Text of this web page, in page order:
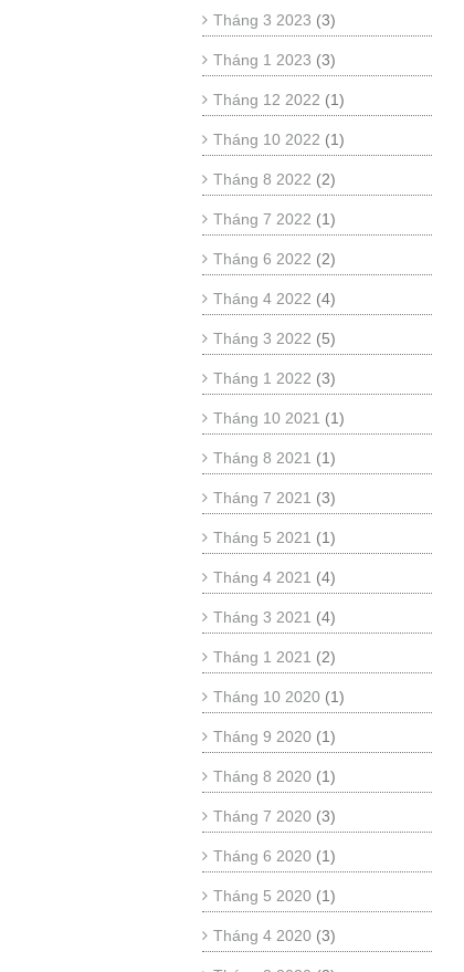
Tháng 3 2023 (3)
Tháng 1 2023 (3)
Tháng 12 2022 (1)
Tháng 10 2022 (1)
Tháng 8 2022 (2)
Tháng 7 2022 (1)
Tháng 6 2022 (2)
Tháng 4 2022 (4)
Tháng 3 2022 (5)
Tháng 1 2022 (3)
Tháng 10 2021 (1)
Tháng 8 2021 (1)
Tháng 7 2021 (3)
Tháng 5 2021 (1)
Tháng 4 2021 (4)
Tháng 3 2021 (4)
Tháng 1 2021 (2)
Tháng 10 2020 (1)
Tháng 9 2020 (1)
Tháng 8 2020 (1)
Tháng 7 2020 (3)
Tháng 6 2020 (1)
Tháng 5 2020 (1)
Tháng 4 2020 (3)